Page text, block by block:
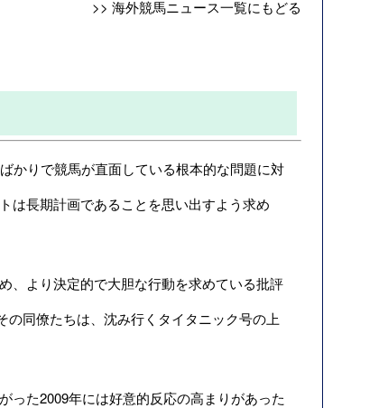
>> 海外競馬ニュース一覧にもどる
かりで競馬が直面している根本的な問題に対
は長期計画であることを思い出すよう求め
、より決定的で大胆な行動を求めている批評
同僚たちは、沈み行くタイタニック号の上
た2009年には好意的反応の高まりがあった